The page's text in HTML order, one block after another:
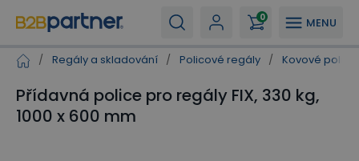
MENU
0
/ Regály a skladování / Policové regály / Kovové
Přídavná police pro regály FIX, 330 kg,
1000 x 600 mm